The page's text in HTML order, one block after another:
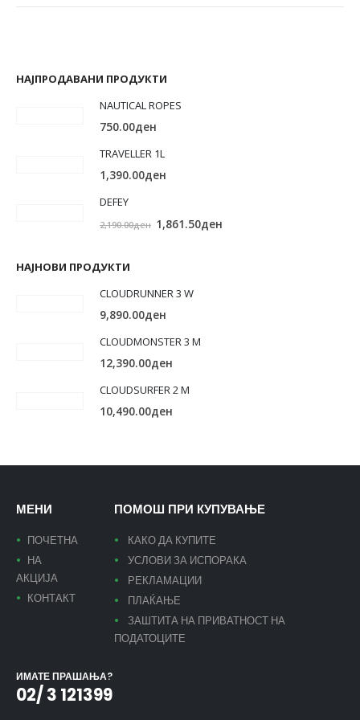
НАЈПРОДАВАНИ ПРОДУКТИ
NAUTICAL ROPES
750.00ден
TRAVELLER 1L
1,390.00ден
DEFEY
2,190.00ден Original
1,861.50ден
НАЈНОВИ ПРОДУКТИ
CLOUDRUNNER 3 W
9,890.00ден
CLOUDMONSTER 3 M
12,390.00ден
CLOUDSURFER 2 M
10,490.00ден
МЕНИ
ПОЧЕТНА
НА
АКЦИЈА
КОНТАКТ
ПОМОШ ПРИ КУПУВАЊЕ
КАКО ДА КУПИТЕ
УСЛОВИ ЗА ИСПОРАКА
РЕКЛАМАЦИИ
ПЛАЌАЊЕ
ЗАШТИТА НА ПРИВАТНОСТ НА
ПОДАТОЦИТЕ
ИМАТЕ ПРАШАЊА?
02/ 3 121399